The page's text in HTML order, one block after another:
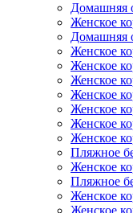
Домашняя
Женское
Домашняя
Женское
Женское
Женское
Женское
Женское
Женское
Женское
Пляжное
Женское
Пляжное
Женское
Женское